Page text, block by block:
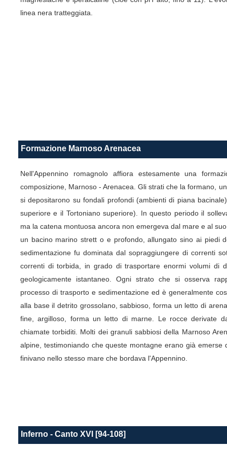
linea nera tratteggiata.
Formazione Marnoso Arenacea
Nell'Appennino romagnolo affiora estesamente una
composizione, Marnoso - Arenacea. Gli strati che la formano,
si depositarono su fondali profondi (ambienti di piana
superiore e il Tortoniano superiore). In questo periodo il
ma la catena montuosa ancora non emergeva dal mare e al
un bacino marino strett o e profondo, allungato sino ai piedi
sedimentazione fu dominata dal sopraggiungere di correnti
correnti di torbida, in grado di trasportare enormi volumi di
geologicamente istantaneo. Ogni strato che si osserva
processo di trasporto e sedimentazione ed è generalmente
alla base il detrito grossolano, sabbioso, forma un letto di
fine, argilloso, forma un letto di marne. Le rocce derivate
chiamate torbiditi. Molti dei granuli sabbiosi della Marnoso
alpine, testimoniando che queste montagne erano già
finivano nello stesso mare che bordava l'Appennino.
Inferno - Canto XVI [94-108]